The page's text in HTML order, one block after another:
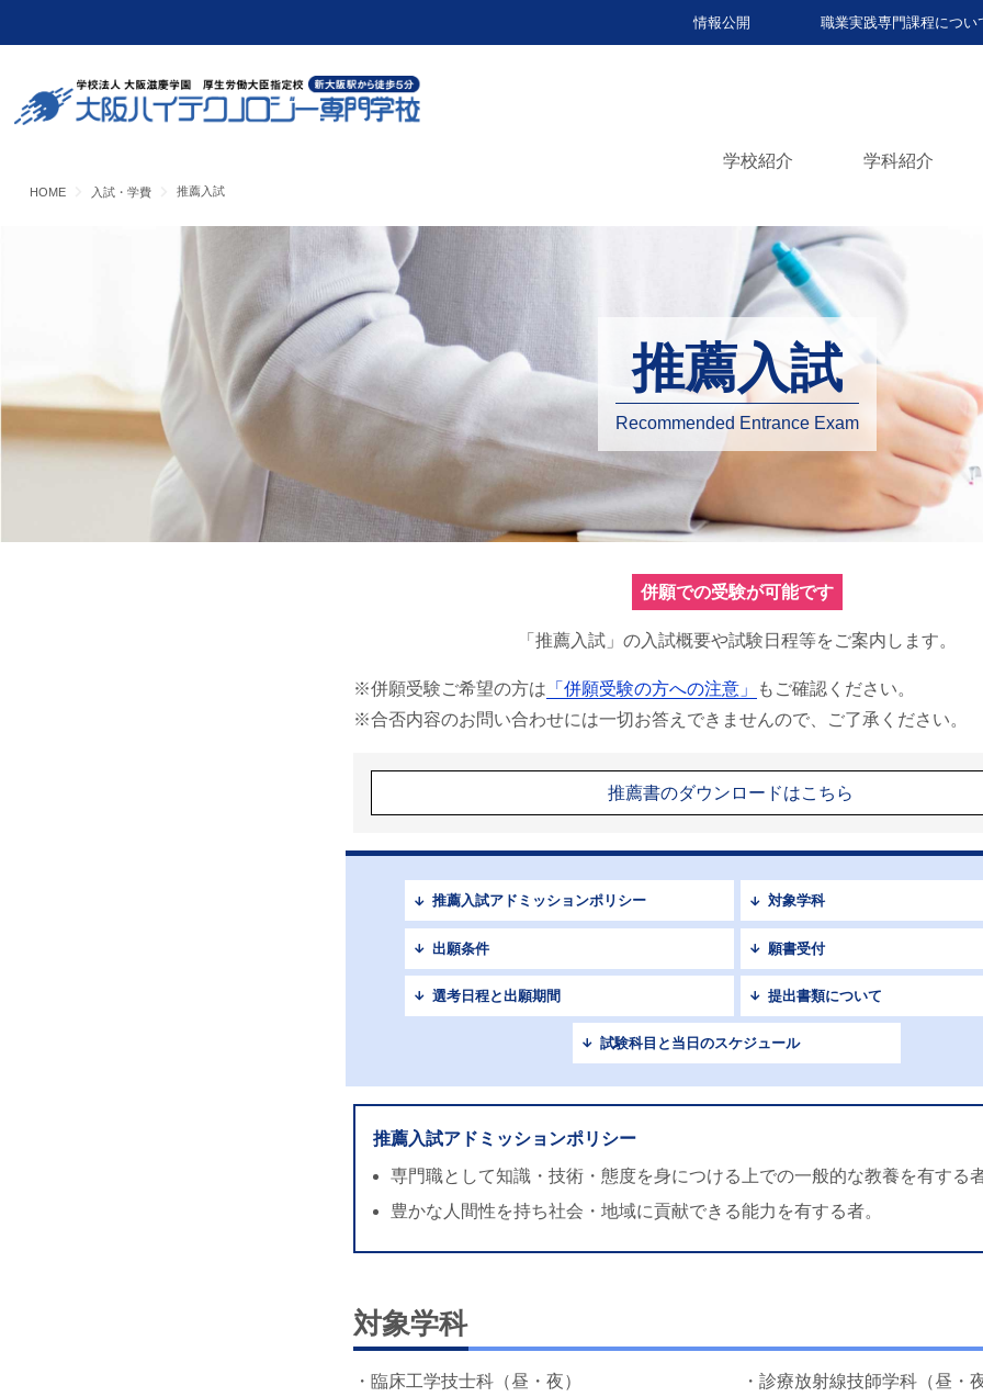
情報公開 職業実践専門課程につい
学校紹介 学科紹介
HOME 入試・学費 推薦入試
推薦入試
Recommended Entrance Exam
併願での受験が可能です
「推薦入試」の入試概要や試験日程等をご案内します。
※併願受験ご希望の方は 「併願受験の方への注意」
もご確認ください。
※合否内容のお問い合わせには一切お答えできませんので、ご了承ください。
推薦書のダウンロードはこちら
推薦入試アドミッションポリシー 対象学科
出願条件 願書受付
選考日程と出願期間 提出書類について
試験科目と当日のスケジュール
推薦入試アドミッションポリシー
専門職として知識・技術・態度を身につける上での一般的な教養を有する
豊かな人間性を持ち社会・地域に貢献できる能力を有する者。
対象学科
・臨床工学技士科（昼・夜）
・診療放射線技師学科（昼・